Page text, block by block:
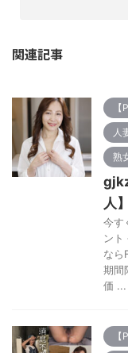
関連記事
【
人
熟
人】
今す
ント
なら
期間
価 ...
【